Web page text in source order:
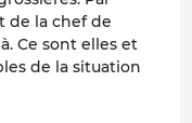
de la chef de
Ce sont elles et
de la situation